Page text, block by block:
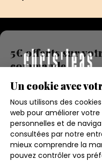
5€ offerts sur
commande
Inscrivez vous a notre
immédiatement un
Votre adresse email
J'accepte de recevoir la
de la politique de
Conditions
Politique